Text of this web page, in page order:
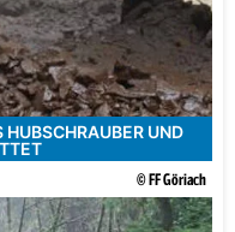
UND
© FF Göriach